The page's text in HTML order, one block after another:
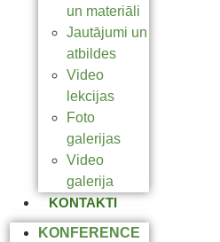
un materiāli
Jautājumi un
atbildes
Video
lekcijas
Foto
galerijas
Video
galerija
KONTAKTI
KONFERENCE